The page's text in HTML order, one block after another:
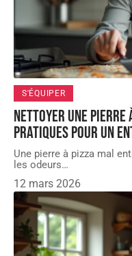
S'ÉQUIPER
Nettoyer une pierre
pratiques pour un
Une pierre à pizza mal
les odeurs…
12 mars 2026